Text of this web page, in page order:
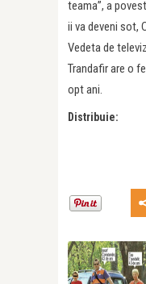
teama”, a
ii va deveni sot,
Vedeta de
Trandafir are o
opt ani.
Distribuie: